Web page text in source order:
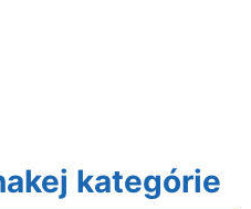
kategórie